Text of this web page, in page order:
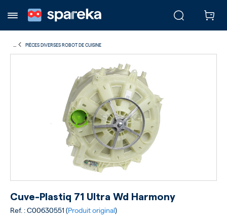
PIÈCES DIVERSES ROBOT DE CUISINE
Cuve-Plastiq 71 Ultra Wd Harmony
Ref. : C00630551 (Produit original)